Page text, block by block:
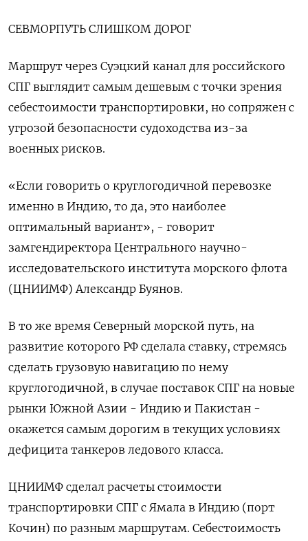
СЕВМОРПУТЬ СЛИШКОМ ДОРОГ
Маршрут через Суэцкий канал для российского
СПГ выглядит самым дешевым с точки зрения
себестоимости транспортировки, но сопряжен с
угрозой безопасности судоходства из-за
военных рисков.
«Если говорить о круглогодичной перевозке
именно в Индию, то да, это наиболее
оптимальный вариант», - говорит
замгендиректора Центрального научно-
исследовательского института морского флота
(ЦНИИМФ) Александр Буянов.
В то же время Северный морской путь, на
развитие которого РФ сделала ставку, стремясь
сделать грузовую навигацию по нему
круглогодичной, в случае поставок СПГ на новые
рынки Южной Азии - Индию и Пакистан -
окажется самым дорогим в текущих условиях
дефицита танкеров ледового класса.
ЦНИИМФ сделал расчеты стоимости
транспортировки СПГ с Ямала в Индию (порт
Кочин) по разным маршрутам. Себестоимость